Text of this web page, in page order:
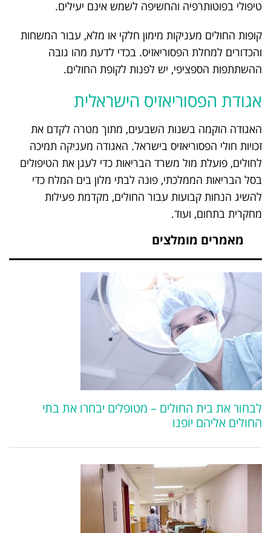
טיפולי בפוטותרפיה והחשיפה לשמש אינם יעילים.
קופות החולים מעניקות מימון חלקי או מלא, עבור המשחות
והכדורים למחלת הפסוריאזיס. בכדי לדעת מהו גובה
ההשתתפות הספציפי, יש לפנות לקופת החולים.
אגודת הפסוריאזיס הישראלית
האגודה הוקמה בשנות השבעים, מתוך מטרה לקדם את
זכויות חולי הפסוריאזיס בישראל. האגודה מעניקה תמיכה
לחולים, פועלת מול משרד הבריאות כדי לעגן את הטיפולים
בסל הבריאות הממלכתי, פונה לבתי מלון בים המלח כדי
להשיג הנחות קבועות עבור החולים, מקדמת פעילות
מחקרית בתחום, ועוד.
מאמרים מומלצים
לבחור את בית החולים – מטופלים יבחרו את בתי
החולים אליהם יופנו